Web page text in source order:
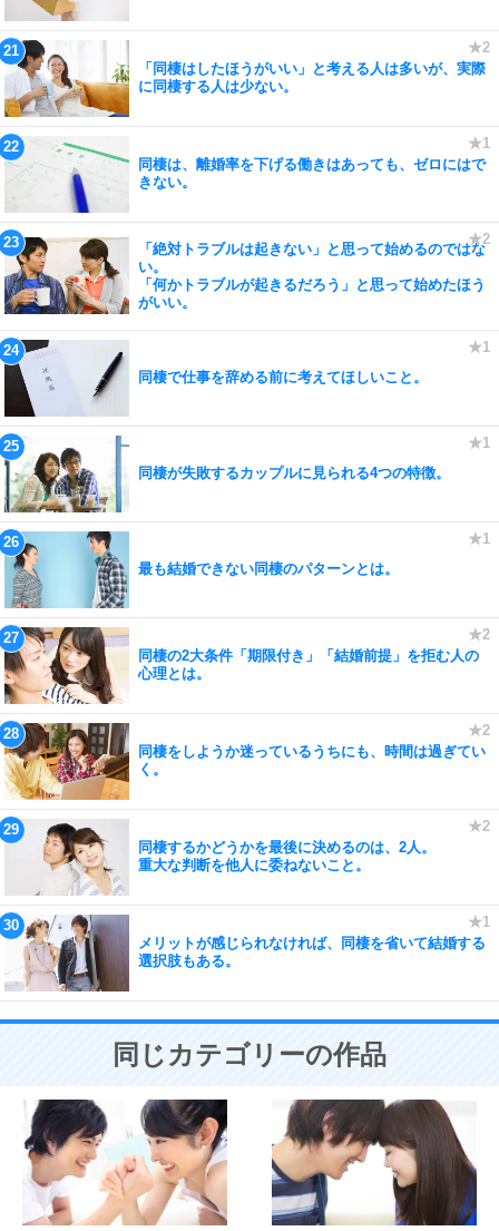
「同棲はしたほうがいい」と考える人は多いが、実際
に同棲する人は少ない。
同棲は、離婚率を下げる働きはあっても、ゼロにはで
きない。
「絶対トラブルは起きない」と思って始めるのではな
い。
「何かトラブルが起きるだろう」と思って始めたほう
がいい。
同棲で仕事を辞める前に考えてほしいこと。
同棲が失敗するカップルに見られる4つの特徴。
最も結婚できない同棲のパターンとは。
同棲の2大条件「期限付き」「結婚前提」を拒む人の
心理とは。
同棲をしようか迷っているうちにも、時間は過ぎてい
く。
同棲するかどうかを最後に決めるのは、2人。
重大な判断を他人に委ねないこと。
メリットが感じられなければ、同棲を省いて結婚する
選択肢もある。
同じカテゴリーの作品